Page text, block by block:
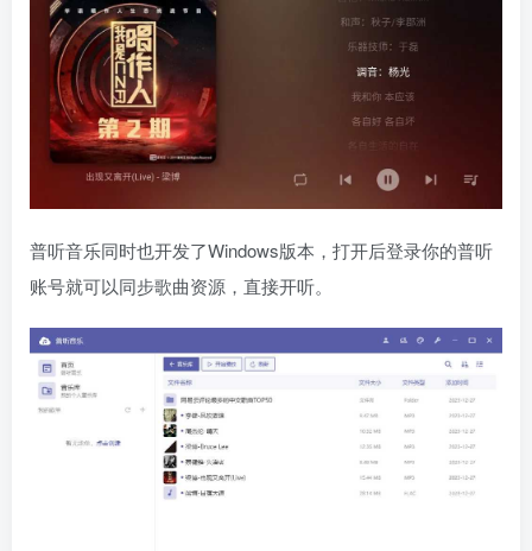
普听音乐同时也开发了Windows版本，打开后登录你的普听
账号就可以同步歌曲资源，直接开听。